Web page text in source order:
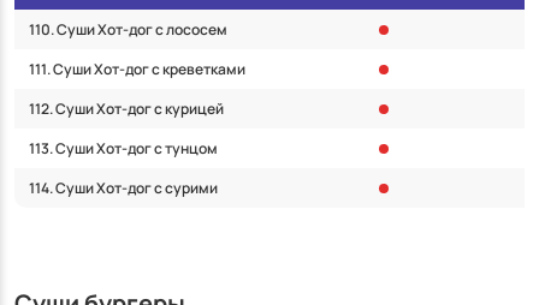
110. Суши Хот-дог с лососем
111. Суши Хот-дог с креветками
112. Суши Хот-дог с курицей
113. Суши Хот-дог с тунцом
114. Суши Хот-дог с сурими